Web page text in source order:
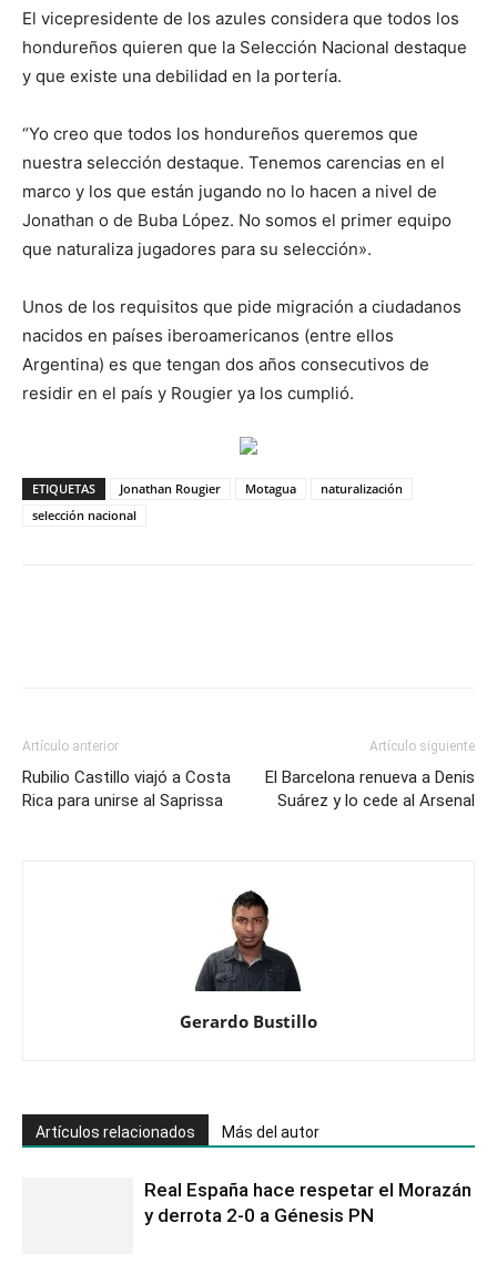
El vicepresidente de los azules considera que todos los
hondureños quieren que la Selección Nacional destaque
y que existe una debilidad en la portería.
“Yo creo que todos los hondureños queremos que
nuestra selección destaque. Tenemos carencias en el
marco y los que están jugando no lo hacen a nivel de
Jonathan o de Buba López. No somos el primer equipo
que naturaliza jugadores para su selección».
Unos de los requisitos que pide migración a ciudadanos
nacidos en países iberoamericanos (entre ellos
Argentina) es que tengan dos años consecutivos de
residir en el país y Rougier ya los cumplió.
ETIQUETAS Jonathan Rougier Motagua
naturalización
selección nacional
Artículo anterior
Rubilio Castillo viajó a Costa
Rica para unirse al Saprissa
Artículo siguiente
El Barcelona renueva a Denis
Suárez y lo cede al Arsenal
Gerardo Bustillo
Artículos relacionados Más del autor
Real España hace respetar el Morazán
y derrota 2-0 a Génesis PN